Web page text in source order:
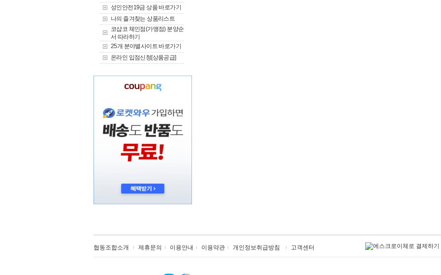
성인안전19금 상품 바로가기
나의 즐겨찾는 상품리스트
코샵코 체인점(가맹점) 분양순
서 따라하기
25개 분야별사이트 바로가기
온라인 입점신청[상품공급]
협동조합소개 제휴문의 이용안내 이용약관 개인정보취급방침 고객센터